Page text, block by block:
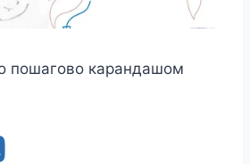
пошагово карандашом